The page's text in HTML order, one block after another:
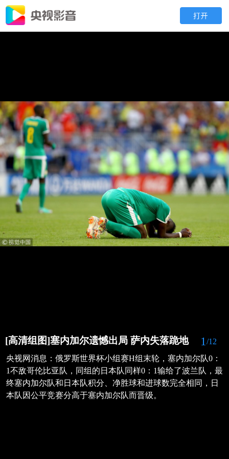
1/12
[高清组图]塞内加尔遗憾出局 萨内失落跪地
央视网消息：俄罗斯世界杯小组赛H组末轮，塞内加尔队0：
1不敌哥伦比亚队，同组的日本队同样0：1输给了波兰队，最
终塞内加尔队和日本队积分、净胜球和进球数完全相同，日
本队因公平竞赛分高于塞内加尔队而晋级。